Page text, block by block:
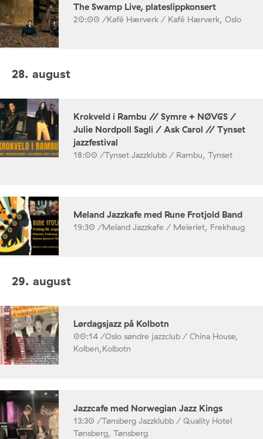
The Swamp Live, plateslippkonsert
20:00 /Kafé Hærverk / Kafé Hærverk, Oslo
28. august
Krokveld i Rambu // Symre + NØVGS /
Julie Nordpoll Sagli / Ask Carol // Tynset
jazzfestival
18:00 /Tynset Jazzklubb / Rambu, Tynset
Meland Jazzkafe med Rune Frotjold Band
19:30 /Meland Jazzkafe / Meieriet, Frekhaug
29. august
Lørdagsjazz på Kolbotn
00:14 /Oslo søndre jazzclub / China House,
Kolben,Kolbotn
Jazzcafe med Norwegian Jazz Kings
13:30 /Tønsberg Jazzklubb / Quality Hotel
Tønsberg, Tønsberg